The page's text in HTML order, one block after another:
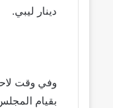
دينار ليبي.
وفي وقت
بقيام